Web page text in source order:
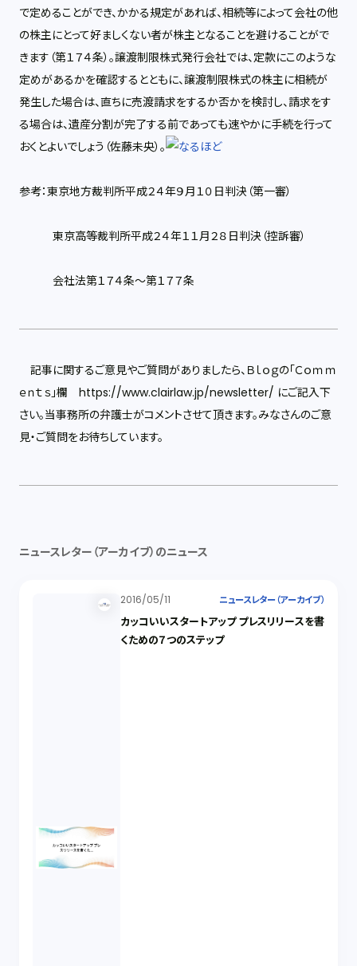
で定めることができ、かかる規定があれば、相続等によって会社の他
の株主にとって好ましくない者が株主となることを避けることがで
きます（第１７４条）。譲渡制限株式発行会社では、定款にこのような
定めがあるかを確認するとともに、譲渡制限株式の株主に相続が
発生した場合は、直ちに売渡請求をするか否かを検討し、請求をす
る場合は、遺産分割が完了する前であっても速やかに手続を行って
おくとよいでしょう（佐藤未央）。
参考：東京地方裁判所平成２４年９月１０日判決（第一審）
東京高等裁判所平成２４年１１月２８日判決（控訴審）
会社法第１７４条～第１７７条
記事に関するご意見やご質問がありましたら、Ｂｌｏｇの「Ｃｏｍｍ
ｅｎｔｓ」欄 https://www.clairlaw.jp/newsletter/ にご記入下
さい。当事務所の弁護士がコメントさせて頂きます。みなさんのご意
見・ご質問をお待ちしています。
ニュースレター（アーカイブ）のニュース
2016/05/11 ニュースレター（アーカイブ）
カッコいいスタートアップ プレスリリースを書
くための７つのステップ